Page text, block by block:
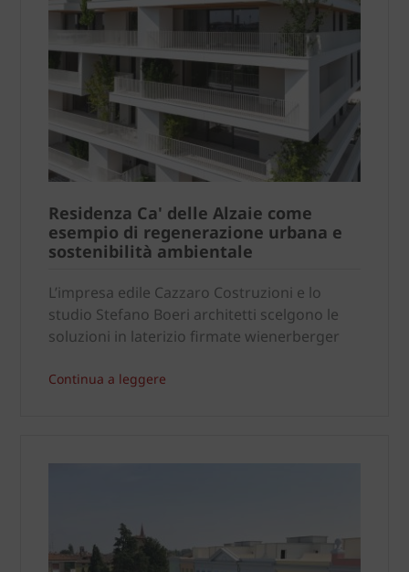
Residenza Ca' delle Alzaie come
esempio di regenerazione urbana e
sostenibilità ambientale
L’impresa edile Cazzaro Costruzioni e lo
studio Stefano Boeri architetti scelgono le
soluzioni in laterizio firmate wienerberger
Continua a leggere